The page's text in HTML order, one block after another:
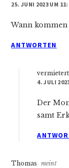
25. JUNI 2023 UM
Wann
ANTWORTEN
4. JULI
Der
samt
Thomas
meint